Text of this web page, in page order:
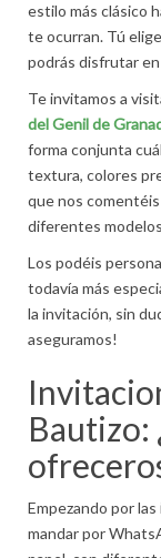
estilo más clásico
te ocurran. Tú
podrás disfrutar
Te invitamos a
del Genil de
forma conjunta
textura, colores
que nos
diferentes
Los podéis
todavía más
la invitación, sin
aseguramos!
Bautizo:
Empezando por las
mandar por